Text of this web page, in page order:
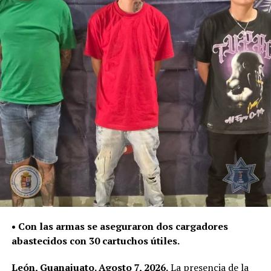
Fiscalía General del Estado, autoridad encargada de dar
seguimiento a las investigaciones y determinar su
situación jurídica.
De enero a julio de este año, la Policía de León ha
asegurado 187 mil 534 dosis de distintas sustancias,
como parte del trabajo para contener su posesión,
distribución y presunta venta.
La Secretaría de Seguridad, Prevención y Protección
Ciudadana continuará con la atención de reportes y la
intervención policial para retirar estas sustancias de las
calles y evitar que lleguen a niñas, niños y jóvenes.
• Con las armas se aseguraron dos cargadores
abastecidos con 30 cartuchos útiles.
León, Guanajuato. Agosto 7, 2026.La presencia de la